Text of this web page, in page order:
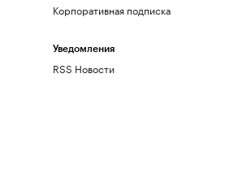
Корпоративная подписка
Уведомления
RSS Новости